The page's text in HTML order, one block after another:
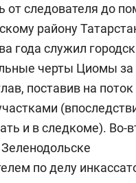
от следователя до
району
года служил
черты Циомы за
поставив на поток
и в следкоме). Во-
по делу